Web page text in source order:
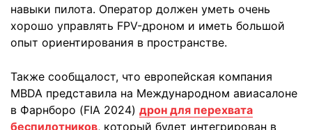
навыки пилота. Оператор должен уметь очень
хорошо управлять FPV-дроном и иметь большой
опыт ориентирования в пространстве.
Также сообщалост, что европейская компания
MBDA представила на Международном авиасалоне
в Фарнборо (FIA 2024) дрон для перехвата
беспилотников, который будет интегрирован в